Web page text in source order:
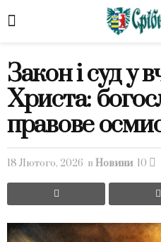
Закон і суд у
Христа:
правове
18 Лютого, 2026 в Новини 10